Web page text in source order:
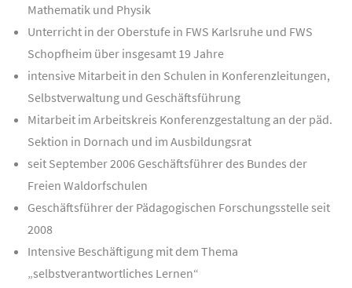
Mathematik und Physik
Unterricht in der Oberstufe in FWS Karlsruhe und FWS
Schopfheim über insgesamt 19 Jahre
intensive Mitarbeit in den Schulen in Konferenzleitungen,
Selbstverwaltung und Geschäftsführung
Mitarbeit im Arbeitskreis Konferenzgestaltung an der päd.
Sektion in Dornach und im Ausbildungsrat
seit September 2006 Geschäftsführer des Bundes der
Freien Waldorfschulen
Geschäftsführer der Pädagogischen Forschungsstelle seit
2008
Intensive Beschäftigung mit dem Thema
„selbstverantwortliches Lernen“